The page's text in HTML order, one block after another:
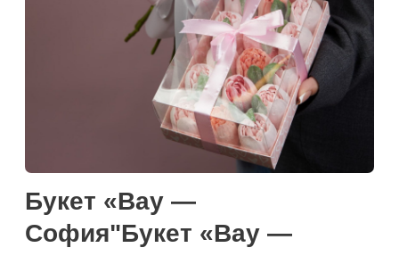
София"Букет «Вау —
Намекнуть о подарке
Добавить к корзину
Загружаем текст